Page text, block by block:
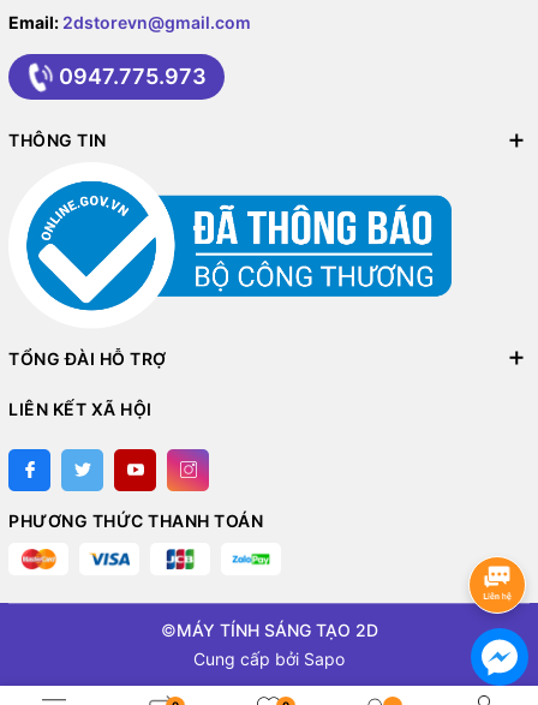
Email: 2dstorevn@gmail.com
0947.775.973
THÔNG TIN
TỔNG ĐÀI HỖ TRỢ
LIÊN KẾT XÃ HỘI
PHƯƠNG THỨC THANH TOÁN
©MÁY TÍNH SÁNG TẠO 2D
Cung cấp bởi Sapo